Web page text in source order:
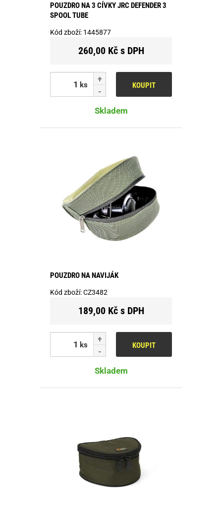
POUZDRO NA 3 CÍVKY JRC DEFENDER 3
SPOOL TUBE
Kód zboží: 1445877
260,00 Kč s DPH
ks KOUPIT
Skladem
POUZDRO NA NAVIJÁK
Kód zboží:CZ3482
189,00 Kč s DPH
ks KOUPIT
Skladem